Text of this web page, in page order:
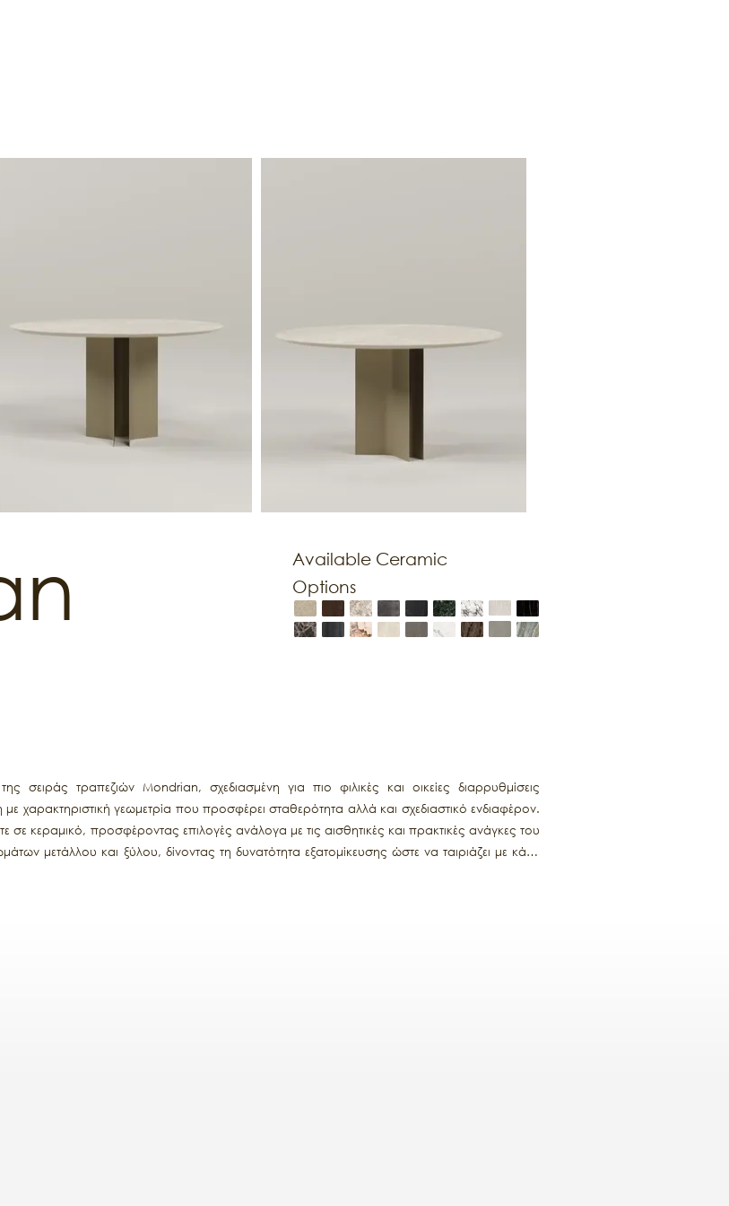
Available Ceramic
Options
τραπεζιών Mondrian, σχεδιασμένη για πιο φιλικές και οικείες διαρρυθμίσεις
με χαρακτηριστική γεωμετρία που προσφέρει σταθερότητα αλλά και σχεδιαστικό ενδιαφέρον.
σε κεραμικό, προσφέροντας επιλογές ανάλογα με τις αισθητικές και πρακτικές ανάγκες του
μετάλλου και ξύλου, δίνοντας τη δυνατότητα εξατομίκευσης ώστε να ταιριάζει με κάθε